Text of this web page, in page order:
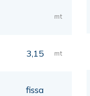
mt
3,15 mt
fissa